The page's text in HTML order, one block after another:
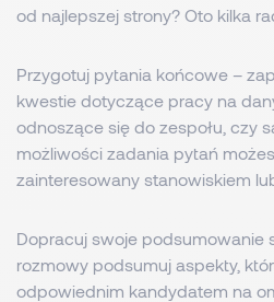
od najlepszej strony? Oto kilka
Przygotuj pytania końcowe –
kwestie dotyczące pracy na
odnoszące się do zespołu, czy
możliwości zadania pytań
zainteresowany stanowiskiem
Dopracuj swoje podsumowanie
rozmowy podsumuj aspekty,
odpowiednim kandydatem na